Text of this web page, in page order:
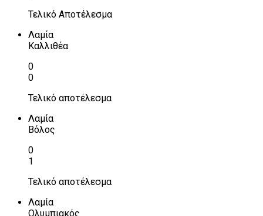
Τελικό Αποτέλεσμα
Λαμία
Καλλιθέα
0
0
Τελικό αποτέλεσμα
Λαμία
Βόλος
0
1
Τελικό αποτέλεσμα
Λαμία
Ολυμπιακός